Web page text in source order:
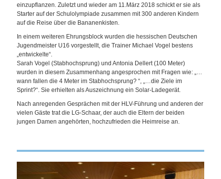
einzupflanzen. Zuletzt und wieder am 11.März 2018 schickt er sie als
Starter auf der Schulolympiade zusammen mit 300 anderen Kindern
auf die Reise über die Bananenkisten.
In einem weiteren Ehrungsblock wurden die hessischen Deutschen
Jugendmeister U16 vorgestellt, die Trainer Michael Vogel bestens
„entwickelte“.
Sarah Vogel (Stabhochsprung) und Antonia Dellert (100 Meter)
wurden in diesem Zusammenhang angesprochen mit Fragen wie: „…
wann fallen die 4 Meter im Stabhochsprung? “, „…die Ziele im
Sprint?“. Sie erhielten als Auszeichnung ein Solar-Ladegerät.
Nach anregenden Gesprächen mit der HLV-Führung und anderen der
vielen Gäste trat die LG-Schaar, der auch die Eltern der beiden
jungen Damen angehörten, hochzufrieden die Heimreise an.